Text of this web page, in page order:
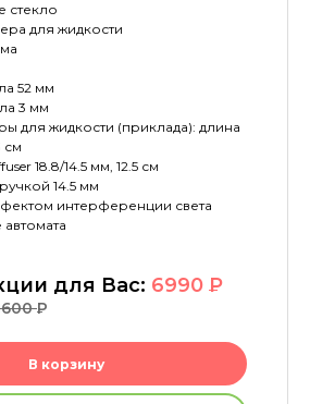
стекло
для жидкости
52 мм
3 мм
для жидкости (приклада): длина
см
18.8/14.5 мм, 12.5 см
14.5 мм
интерференции света
для Вас: 6990 P
P
В корзину